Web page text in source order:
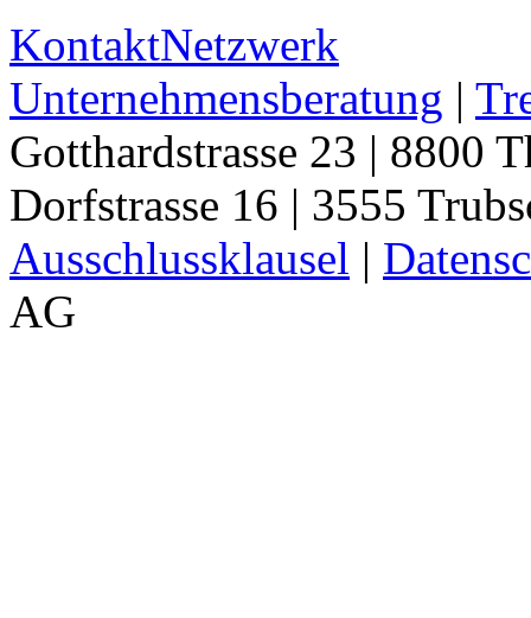
KontaktNetzwerk
Unternehmensberatung |
Gotthardstrasse 23 | 8800
Dorfstrasse 16 | 3555
Ausschlussklausel |
AG